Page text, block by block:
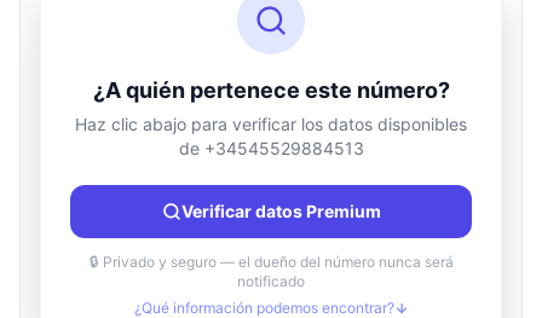
Información de ubicación
País
Desconocido
Ciudad
Desconocido
Región
Desconocido
¿A quién pertenece este número?
Haz clic abajo para verificar los datos disponibles
de +34545529884513
Verificar datos Premium
🔒 Privado y seguro — el dueño del número nunca será
notificado
¿Qué información podemos encontrar?